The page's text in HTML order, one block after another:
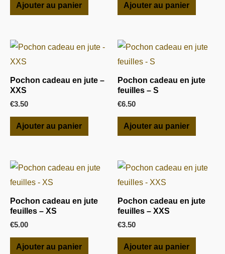
Ajouter au panier Ajouter au panier
Pochon cadeau en jute –
XXS
€3.50
Ajouter au panier
Pochon cadeau en jute
feuilles – S
€6.50
Ajouter au panier
Pochon cadeau en jute
feuilles – XS
€5.00
Ajouter au panier
Pochon cadeau en jute
feuilles – XXS
€3.50
Ajouter au panier